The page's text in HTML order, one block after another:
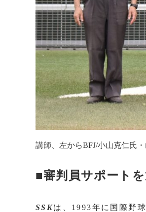
講師、左からBFJ/小山克仁氏
■審判員サポート
SSKは、1993年に国際野